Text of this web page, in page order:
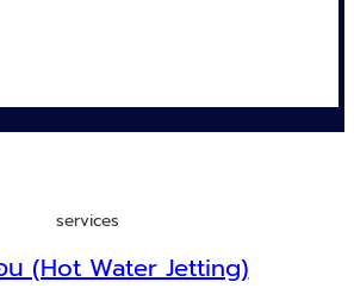
services
น (Hot Water Jetting)